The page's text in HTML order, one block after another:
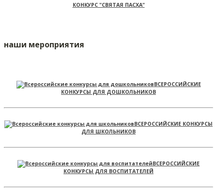
КОНКУРС "СВЯТАЯ ПАСХА"
наши мероприятия
ВСЕРОССИЙСКИЕ
КОНКУРСЫ ДЛЯ ДОШКОЛЬНИКОВ
ВСЕРОССИЙСКИЕ КОНКУРСЫ
ДЛЯ ШКОЛЬНИКОВ
ВСЕРОССИЙСКИЕ
КОНКУРСЫ ДЛЯ ВОСПИТАТЕЛЕЙ